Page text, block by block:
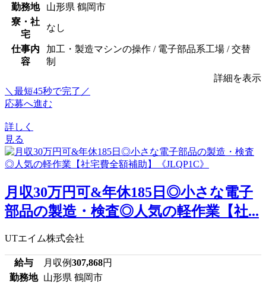
勤務地
山形県 鶴岡市
寮・社
宅
なし
仕事内
容
加工・製造マシンの操作 / 電子部品系工場 / 交替
制
詳細を表示
＼最短45秒で完了／
応募へ進む
詳しく
見る
月収30万円可&年休185日◎小さな電子
部品の製造・検査◎人気の軽作業【社...
UTエイム株式会社
給与 月収例307,868円
勤務地 山形県 鶴岡市